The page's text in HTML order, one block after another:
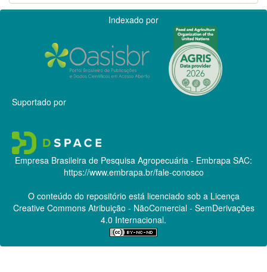
Indexado por
Suportado por
Empresa Brasileira de Pesquisa Agropecuária - Embrapa SAC:
https://www.embrapa.br/fale-conosco
O conteúdo do repositório está licenciado sob a Licença
Creative CommonsAtribuição - NãoComercial - SemDerivações
4.0 Internacional.